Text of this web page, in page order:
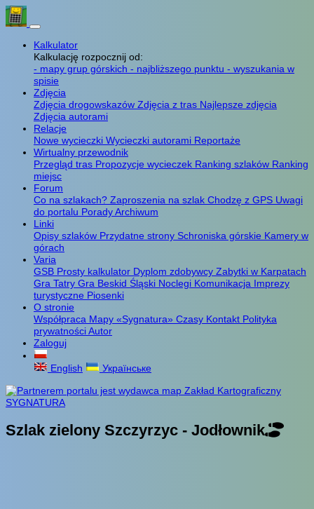
Kalkulator
Kalkulację rozpocznij od:
- mapy grup górskich - najbliższego punktu - wyszukania w
spisie
Zdjęcia
Zdjęcia drogowskazów Zdjęcia z tras Najlepsze zdjęcia
Zdjęcia autorami
Relacje
Nowe wycieczki Wycieczki autorami Reportaże
Wirtualny przewodnik
Przegląd tras Propozycje wycieczek Ranking szlaków Ranking
miejsc
Forum
Co na szlakach? Zaproszenia na szlak Chodzę z GPS Uwagi
do portalu PoradyArchiwum
Linki
Opisy szlaków Przydatne strony Schroniska górskie Kamery w
górach
Varia
GSB Prosty kalkulator Dyplom zdobywcy Zabytki w Karpatach
Gra Tatry Gra Beskid Śląski Noclegi Komunikacja Imprezy
turystyczne Piosenki
O stronie
Współpraca Mapy «Sygnatura» Czasy Kontakt Polityka
prywatnościAutor
Zaloguj
English Українське
Szlak zielony Szczyrzyc - Jodłownik